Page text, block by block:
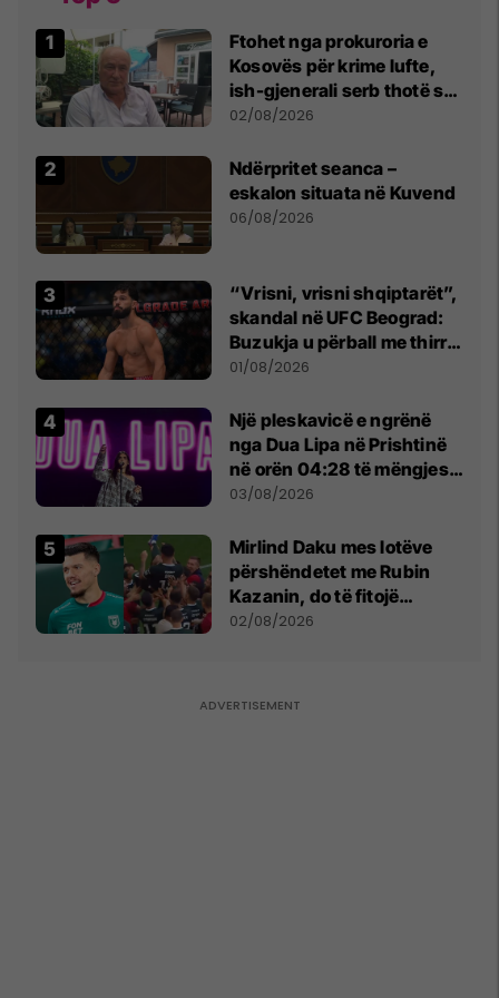
Ftohet nga prokuroria e
Kosovës për krime lufte,
ish-gjenerali serb thotë se
dikush e tradhtoi në
02/08/2026
Ndërpritet seanca –
eskalon situata në Kuvend
06/08/2026
“Vrisni, vrisni shqiptarët”,
skandal në UFC Beograd:
Buzukja u përball me thirrje
anti-shqiptare nga
01/08/2026
Një pleskavicë e ngrënë
nga Dua Lipa në Prishtinë
në orën 04:28 të mëngjesit
- dhe bota digjitale serbe
03/08/2026
Mirlind Daku mes lotëve
përshëndetet me Rubin
Kazanin, do të fitojë
miliona te Spartak Moska
02/08/2026